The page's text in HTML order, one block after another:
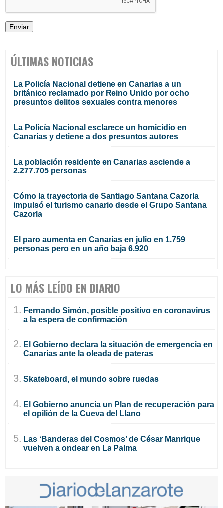
ÚLTIMAS NOTICIAS
La Policía Nacional detiene en Canarias a un
británico reclamado por Reino Unido por ocho
presuntos delitos sexuales contra menores
La Policía Nacional esclarece un homicidio en
Canarias y detiene a dos presuntos autores
La población residente en Canarias asciende a
2.277.705 personas
Cómo la trayectoria de Santiago Santana Cazorla
impulsó el turismo canario desde el Grupo Santana
Cazorla
El paro aumenta en Canarias en julio en 1.759
personas pero en un año baja 6.920
LO MÁS LEÍDO EN DIARIO
1. Fernando Simón, posible positivo en coronavirus
a la espera de confirmación
2. El Gobierno declara la situación de emergencia en
Canarias ante la oleada de pateras
3. Skateboard, el mundo sobre ruedas
4. El Gobierno anuncia un Plan de recuperación para
el opilión de la Cueva del Llano
5. Las ‘Banderas del Cosmos’ de César Manrique
vuelven a ondear en La Palma